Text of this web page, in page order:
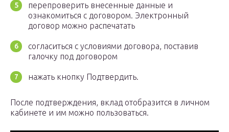
перепроверить внесенные данные и
ознакомиться с договором. Электронный
договор можно распечатать
согласиться с условиями договора, поставив
галочку под договором
нажать кнопку Подтвердить.
После подтверждения, вклад отобразится в личном
кабинете и им можно пользоваться.